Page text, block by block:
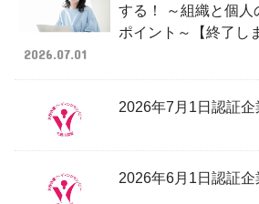
する！ ～組織と個人
ポイント～【終了し
2026.07.01
2026年7月1日認証企
2026年6月1日認証企